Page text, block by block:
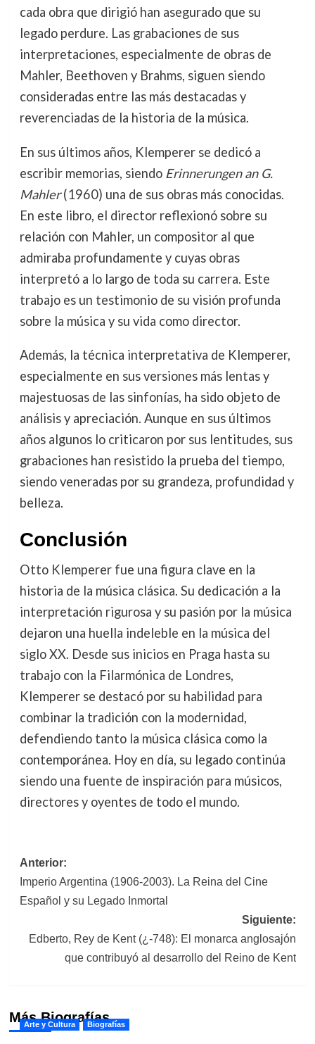
cada obra que dirigió han asegurado que su
legado perdure. Las grabaciones de sus
interpretaciones, especialmente de obras de
Mahler, Beethoven y Brahms, siguen siendo
consideradas entre las más destacadas y
reverenciadas de la historia de la música.
En sus últimos años, Klemperer se dedicó a
escribir memorias, siendo Erinnerungen an G.
Mahler(1960) una de sus obras más conocidas.
En este libro, el director reflexionó sobre su
relación con Mahler, un compositor al que
admiraba profundamente y cuyas obras
interpretó a lo largo de toda su carrera. Este
trabajo es un testimonio de su visión profunda
sobre la música y su vida como director.
Además, la técnica interpretativa de Klemperer,
especialmente en sus versiones más lentas y
majestuosas de las sinfonías, ha sido objeto de
análisis y apreciación. Aunque en sus últimos
años algunos lo criticaron por sus lentitudes, sus
grabaciones han resistido la prueba del tiempo,
siendo veneradas por su grandeza, profundidad y
belleza.
Conclusión
Otto Klemperer fue una figura clave en la
historia de la música clásica. Su dedicación a la
interpretación rigurosa y su pasión por la música
dejaron una huella indeleble en la música del
siglo XX. Desde sus inicios en Praga hasta su
trabajo con la Filarmónica de Londres,
Klemperer se destacó por su habilidad para
combinar la tradición con la modernidad,
defendiendo tanto la música clásica como la
contemporánea. Hoy en día, su legado continúa
siendo una fuente de inspiración para músicos,
directores y oyentes de todo el mundo.
Navegación
de
entradas
Anterior:
Imperio Argentina (1906-2003). La Reina del Cine
Español y su Legado Inmortal
Siguiente:
Edberto, Rey de Kent (¿-748): El monarca anglosajón
que contribuyó al desarrollo del Reino de Kent
Más Biografías
Arte y Cultura Biografías